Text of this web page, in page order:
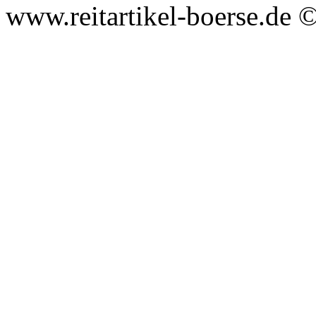
www.reitartikel-boerse.de